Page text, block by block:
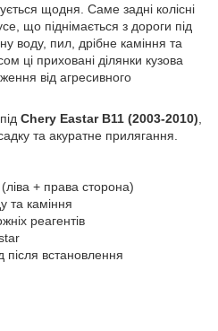
щодня. Саме задні колісні
що піднімається з дороги під
воду, пил, дрібне каміння та
ці приховані ділянки кузова
від агресивного
Chery Eastar B11 (2003-2010)
та акуратне прилягання.
(ліва + права сторона)
та каміння
реагентів
після встановлення